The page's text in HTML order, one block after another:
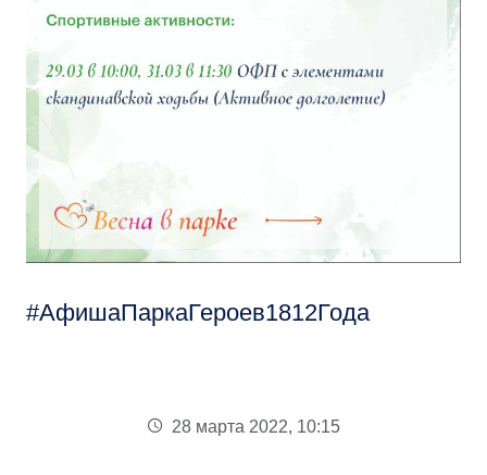
АфишаПаркаГероев1812Года
28 марта 2022, 10:15